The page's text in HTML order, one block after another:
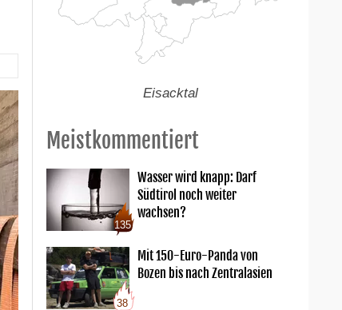
Eisacktal
Meistkommentiert
135
Wasser wird knapp: Darf
Südtirol noch weiter
wachsen?
38
Mit 150-Euro-Panda von
Bozen bis nach Zentralasien